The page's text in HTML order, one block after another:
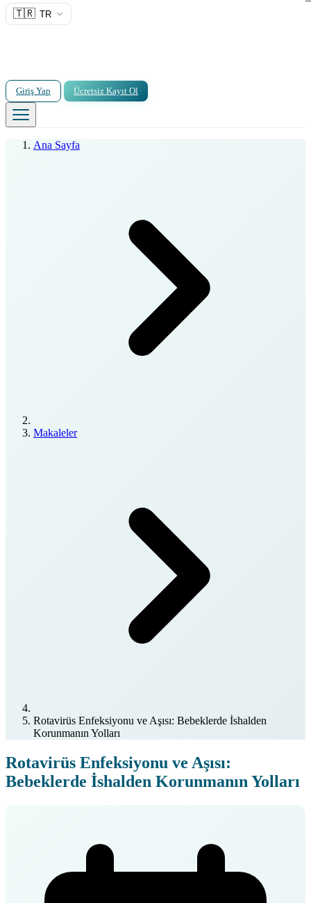
🇹🇷 TR
Giriş Yap Ücretsiz Kayıt Ol
Ana Sayfa
Makaleler
Rotavirüs Enfeksiyonu ve Aşısı: Bebeklerde İshalden
Korunmanın Yolları
Rotavirüs Enfeksiyonu ve Aşısı:
Bebeklerde İshalden Korunmanın Yolları